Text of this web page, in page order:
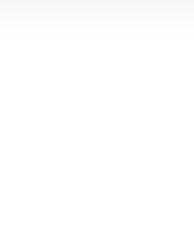
e per analizzare il
si occupano di analisi